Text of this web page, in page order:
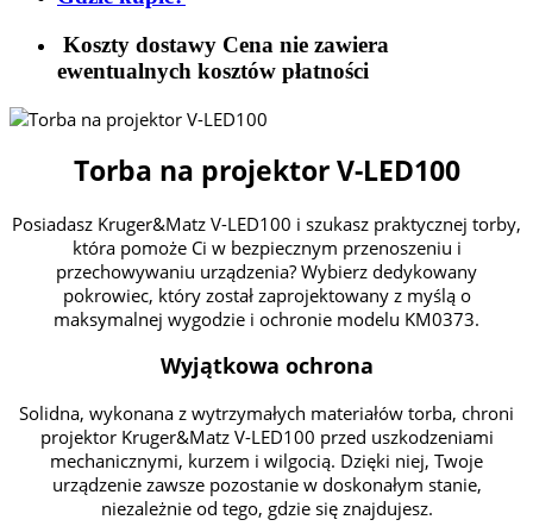
Koszty dostawy Cena nie zawiera
ewentualnych kosztów płatności
Torba na projektor V-LED100
Posiadasz Kruger&Matz V-LED100 i szukasz praktycznej torby,
która pomoże Ci w bezpiecznym przenoszeniu i
przechowywaniu urządzenia? Wybierz dedykowany
pokrowiec, który został zaprojektowany z myślą o
maksymalnej wygodzie i ochronie modelu KM0373.
Wyjątkowa ochrona
Solidna, wykonana z wytrzymałych materiałów torba, chroni
projektor Kruger&Matz V-LED100 przed uszkodzeniami
mechanicznymi, kurzem i wilgocią. Dzięki niej, Twoje
urządzenie zawsze pozostanie w doskonałym stanie,
niezależnie od tego, gdzie się znajdujesz.